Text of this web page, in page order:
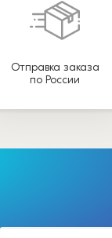
Отправка заказа
по России